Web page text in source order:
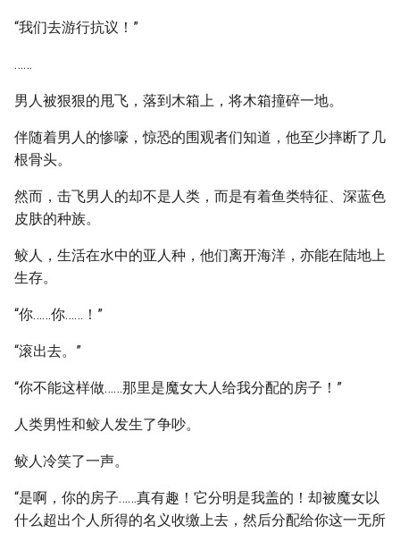
“我们去游行抗议！”
……
男人被狠狠的甩飞，落到木箱上，将木箱撞碎一地。
伴随着男人的惨嚎，惊恐的围观者们知道，他至少摔断了几
根骨头。
然而，击飞男人的却不是人类，而是有着鱼类特征、深蓝色
皮肤的种族。
鲛人，生活在水中的亚人种，他们离开海洋，亦能在陆地上
生存。
“你……你……！”
“滚出去。”
“你不能这样做……那里是魔女大人给我分配的房子！”
人类男性和鲛人发生了争吵。
鲛人冷笑了一声。
“是啊，你的房子……真有趣！它分明是我盖的！却被魔女以
什么超出个人所得的名义收缴上去，然后分配给你这一无所